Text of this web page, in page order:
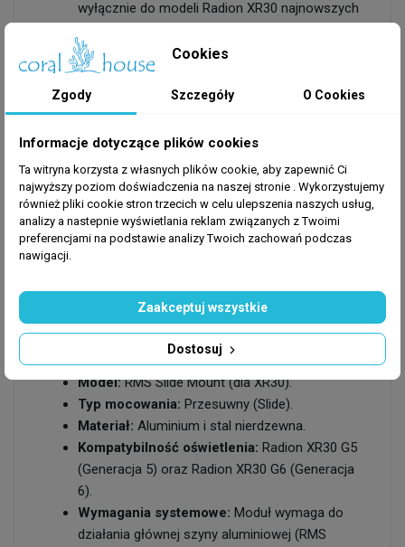
wyłącznie do modeli Radion XR30 najnowszych
spasowanie.
Najwyższa trwałość:
aluminium oraz elementów ze stali nierdzewnej,
uchwyt jest w pełni odporny na niszczycielskie
działanie wilgoci i unoszącej się nad akwarium
Szybki i bezpieczny montaż:Instalacja
oświetlenia jest intuicyjna. Solidne śruby
blokujące dają pewność, że ciężki, drogi sprzęt
wisi stabilnie i bezpiecznie.
Specyfikacja i szczegóły produktu:
Producent:EcoTech Marine (USA).
Model:RMS Slide Mount (dla XR30).
Typ mocowania: Przesuwny (Slide).
Materiał: Aluminium i stal nierdzewna.
Kompatybilność oświetlenia: Radion XR30 G5
(Generacja 5) oraz Radion XR30 G6 (Generacja
6).
Wymagania systemowe: Moduł wymaga do
działania głównej szyny aluminiowej (RMS
Cookies
Zgody Szczegóły O Cookies
Informacje dotyczące plików cookies
Ta witryna korzysta z własnych plików cookie, aby zapewnić Ci
najwyższy poziom doświadczenia na naszej stronie . Wykorzystujemy
również pliki cookie stron trzecich w celu ulepszenia naszych usług,
analizy a nastepnie wyświetlania reklam związanych z Twoimi
preferencjami na podstawie analizy Twoich zachowań podczas
nawigacji.
Dostosuj
Zaakceptuj wszystkie